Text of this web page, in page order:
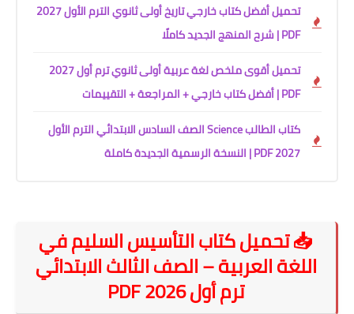
تحميل أفضل كتاب خارجي تاريخ أولى ثانوي الترم الأول 2027
PDF | شرح المنهج الجديد كاملًا
تحميل أقوى ملخص لغة عربية أولى ثانوي ترم أول 2027
PDF | أفضل كتاب خارجي + المراجعة + التقييمات
كتاب الطالب Science الصف السادس الابتدائي الترم الأول
2027 PDF | النسخة الرسمية الجديدة كاملة
📥 تحميل كتاب التأسيس السليم في
اللغة العربية – الصف الثالث الابتدائي
ترم أول 2026 PDF